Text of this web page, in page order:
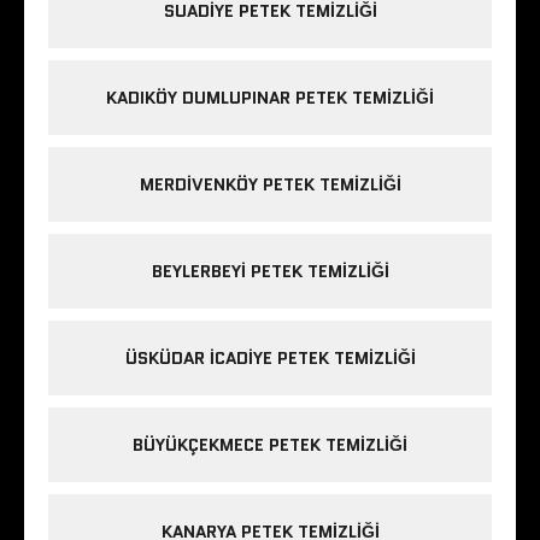
SUADIYE PETEK TEMIZLIĞI
KADIKÖY DUMLUPINAR PETEK TEMIZLIĞI
MERDIVENKÖY PETEK TEMIZLIĞI
BEYLERBEYI PETEK TEMIZLIĞI
ÜSKÜDAR ICADIYE PETEK TEMIZLIĞI
BÜYÜKÇEKMECE PETEK TEMIZLIĞI
KANARYA PETEK TEMIZLIĞI